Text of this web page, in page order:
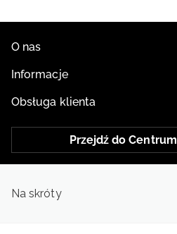
O nas
Informacje
Obsługa klienta
Przejdź do
Na skróty